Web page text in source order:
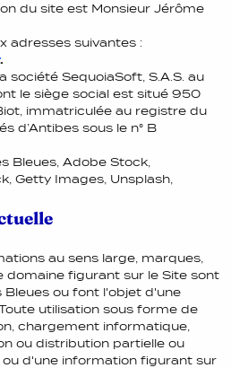
du site est Monsieur Jérôme
adresses suivantes :
.
société SequoiaSoft, S.A.S. au
le siège social est situé 950
immatriculée au registre du
d’Antibes sous le n° B
Bleues, Adobe Stock,
Getty Images, Unsplash,
au sens large, marques,
domaine figurant sur le Site sont
ou font l'objet d'une
utilisation sous forme de
chargement informatique,
ou distribution partielle ou
d'une information figurant sur